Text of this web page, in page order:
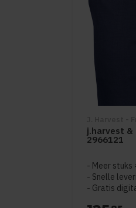
j.harvest
2966121
Meer stuks
Snelle
Gratis